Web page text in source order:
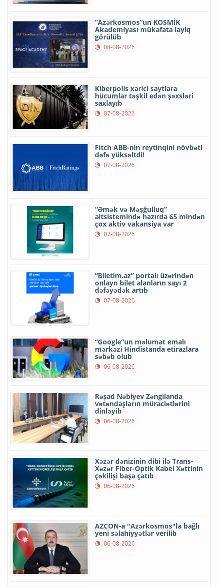
“Azərkosmos”un KOSMİK
Akademiyası mükafata layiq
görülüb
08-08-2026
Kiberpolis xarici saytlara
hücumlar təşkil edən şəxsləri
saxlayıb
07-08-2026
Fitch ABB-nin reytinqini növbəti
dəfə yüksəltdi!
07-08-2026
“Əmək və Məşğulluq”
altsistemində hazırda 65 mindən
çox aktiv vakansiya var
07-08-2026
“Biletim.az” portalı üzərindən
onlayn bilet alanların sayı 2
dəfəyədək artıb
07-08-2026
“Google”un məlumat emalı
mərkəzi Hindistanda etirazlara
səbəb olub
06-08-2026
Rəşad Nəbiyev Zəngilanda
vətəndaşların müraciətlərini
dinləyib
06-08-2026
Xəzər dənizinin dibi ilə Trans-
Xəzər Fiber-Optik Kabel Xəttinin
çəkilişi başa çatıb
06-08-2026
AZCON-a "Azərkosmos"la bağlı
yeni səlahiyyətlər verilib
06-08-2026